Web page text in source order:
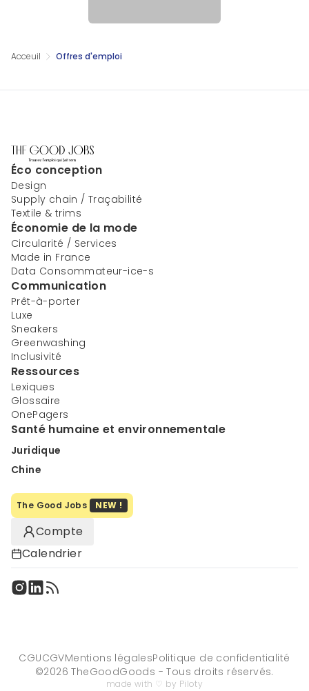
Acceuil Offres d'emploi
Éco conception
Design
Supply chain / Traçabilité
Textile & trims
Économie de la mode
Circularité / Services
Made in France
Data Consommateur-ice-s
Communication
Prêt-à-porter
Luxe
Sneakers
Greenwashing
Inclusivité
Ressources
Lexiques
Glossaire
OnePagers
Santé humaine et environnementale
Juridique
Chine
The Good Jobs NEW !
Compte
Calendrier
CGUCGVMentions légalesPolitique de confidentialité
©2026 TheGoodGoods - Tous droits réservés.
made with ♡ by Piloty